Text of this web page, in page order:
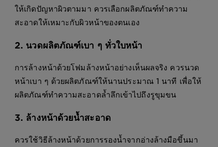
ให้เกิดปัญหาผิวตามมา ควรเลือกผลิตภัณฑ์ทำความ
สะอาดให้เหมาะกับผิวหน้าของตนเอง
2. นวดผลิตภัณฑ์เบา ๆ ทั่วใบหน้า
การล้างหน้าด้วยโฟมล้างหน้าอย่างเห็นผลจริง ควรนวด
หน้าเบา ๆ ด้วยผลิตภัณฑ์ให้นานประมาณ 1 นาที เพื่อให้
ผลิตภัณฑ์ทำความสะอาดล้ำลึกเข้าไปถึงรูขุมขน
3. ล้างหน้าด้วยน้ำสะอาด
ควรใช้วิธีล้างหน้าด้วยการรองน้ำจากอ่างล้างมือขึ้นมา